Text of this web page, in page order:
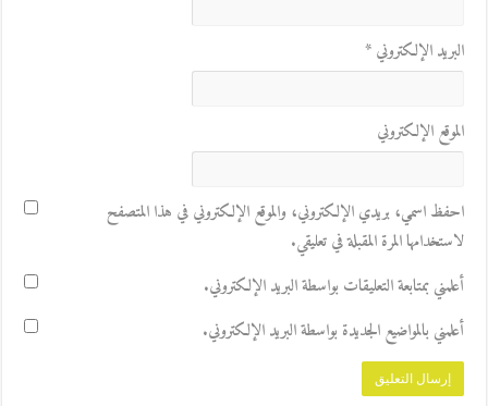
البريد الإلكتروني*
الموقع الإلكتروني
احفظ اسمي، بريدي الإلكتروني، والموقع الإلكتروني في هذا المتصفح
لاستخدامها المرة المقبلة في تعليقي.
أعلمني بمتابعة التعليقات بواسطة البريد الإلكتروني.
أعلمني بالمواضيع الجديدة بواسطة البريد الإلكتروني.